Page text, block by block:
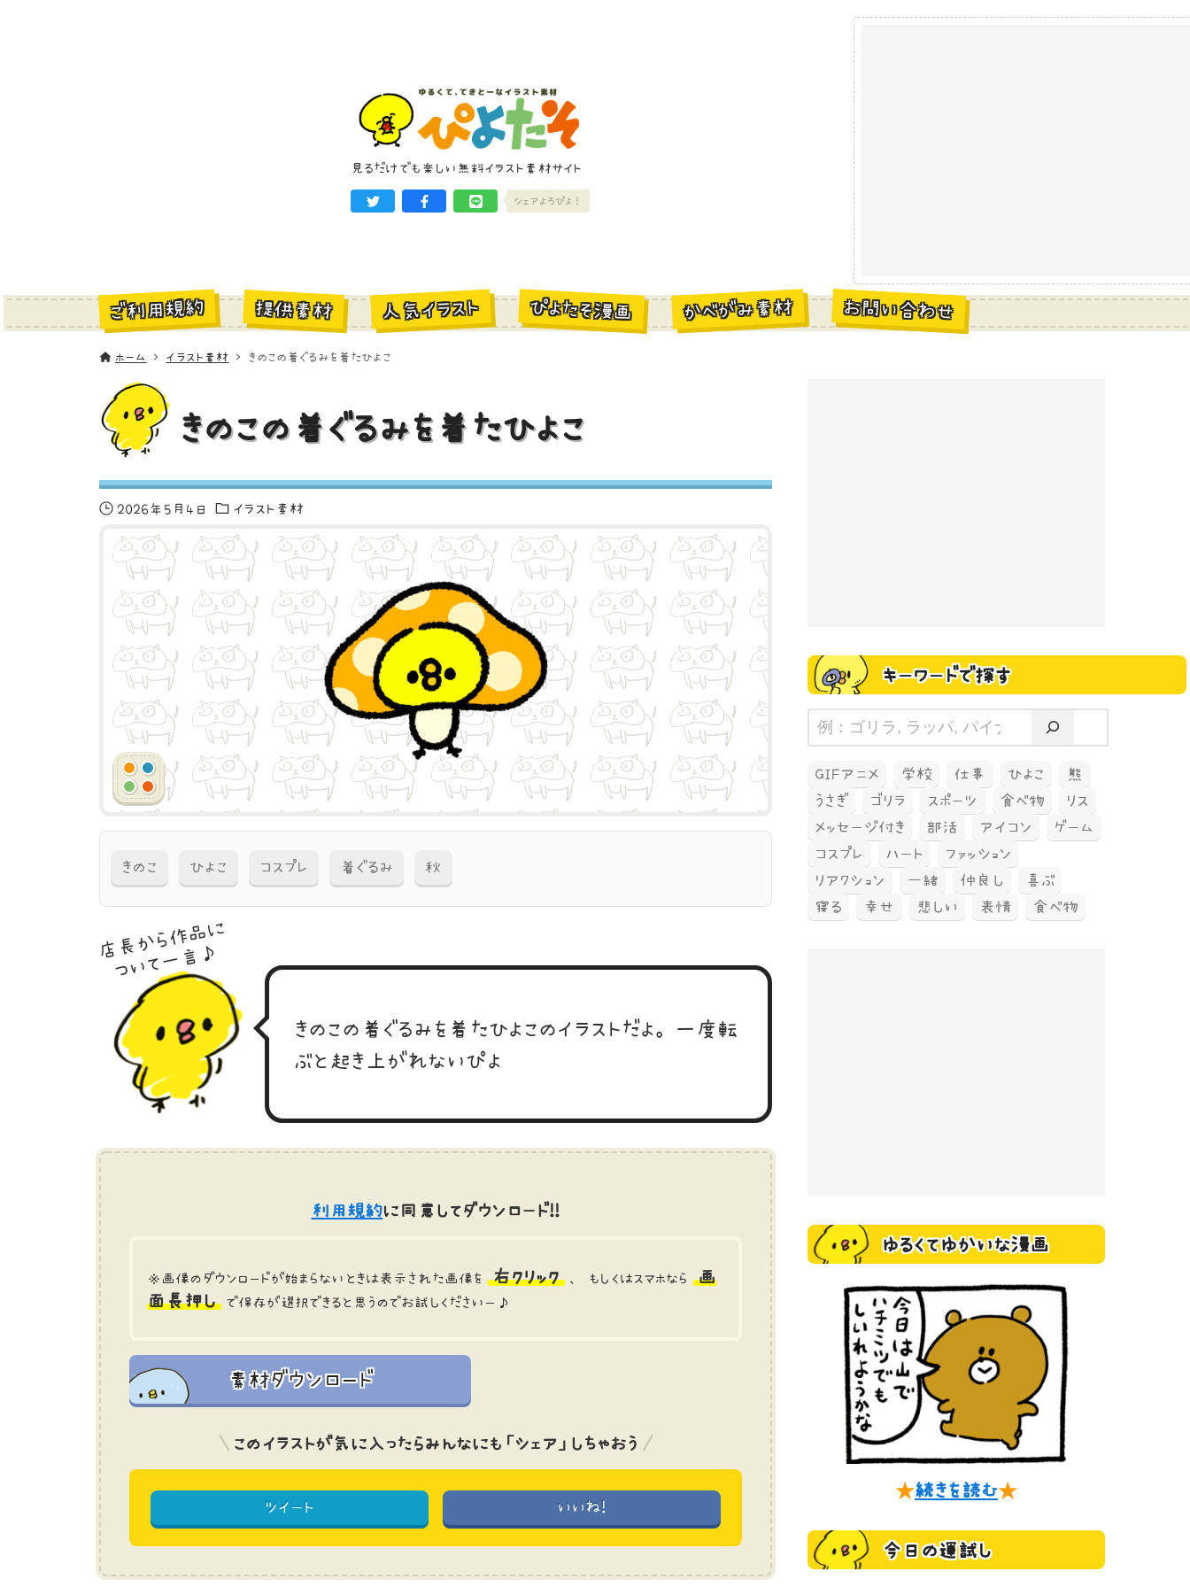
見るだけでも楽しい無料イラスト素材サイト
シェアよろぴよ！
ご利用規約 提供素材 人気イラスト ぴよたそ漫画 かべがみ素材 お問い合わせ
ホーム イラスト素材 きのこの着ぐるみを着たひよこ
きのこの着ぐるみを着たひよこ
2026年5月4日 イラスト素材
きのこ ひよこ コスプレ 着ぐるみ 秋
店長から作品に
ついて一言♪
きのこの着ぐるみを着たひよこのイラストだよ。一度転
ぶと起き上がれないぴよ
利用規約に同意してダウンロード!!
※画像のダウンロードが始まらないときは表示された画像を 右クリック 、 もしくはスマホなら
画
面長押し
で保存が選択できると思うのでお試しくださいー♪
素材ダウンロード
このイラストが気に入ったらみんなにも「シェア」しちゃおう
ツイート いいね!
キーワードで探す
GIFアニメ 学校 仕事 ひよこ
熊
うさぎ
ゴリラ スポーツ 食べ物
リス
メッセージ付き
部活 アイコン
ゲーム
コスプレ
ハート
ファッション
リアクション
一緒 仲良し
喜ぶ
寝る
幸せ 悲しい 表情 食べ物
ゆるくてゆかいな漫画
★続きを読む★
今日の運試し